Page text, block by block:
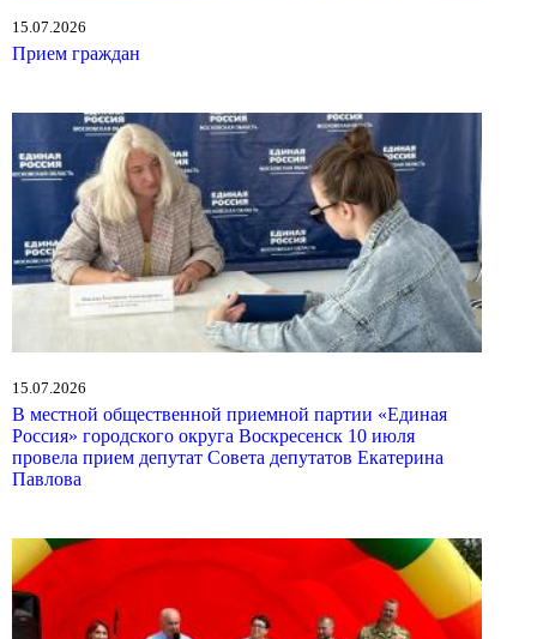
15.07.2026
Прием граждан
15.07.2026
В местной общественной приемной партии «Единая
Россия» городского округа Воскресенск 10 июля
провела прием депутат Совета депутатов Екатерина
Павлова